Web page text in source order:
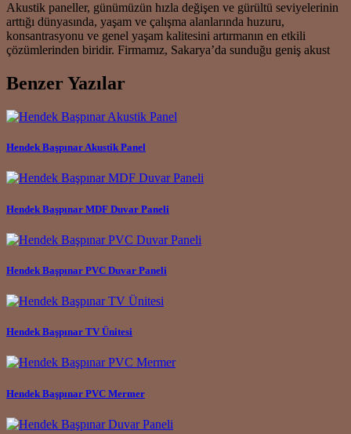
Akustik paneller, günümüzün hızla değişen ve gürültü seviyelerinin
arttığı dünyasında, yaşam ve çalışma alanlarında huzuru,
konsantrasyonu ve genel yaşam kalitesini artırmanın en etkili
çözümlerinden biridir. Firmamız, Sakarya’da sunduğu geniş akust
Benzer Yazılar
Hendek Başpınar Akustik Panel
Hendek Başpınar MDF Duvar Paneli
Hendek Başpınar PVC Duvar Paneli
Hendek Başpınar TV Ünitesi
Hendek Başpınar PVC Mermer